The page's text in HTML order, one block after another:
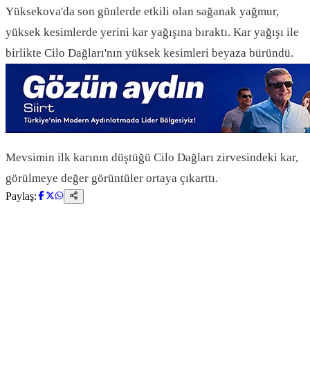
Yüksekova'da son günlerde etkili olan sağanak yağmur,
yüksek kesimlerde yerini kar yağışına bıraktı. Kar yağışı ile
birlikte Cilo Dağları'nın yüksek kesimleri beyaza büründü.
Mevsimin ilk karının düştüğü Cilo Dağları zirvesindeki kar,
görülmeye değer görüntüler ortaya çıkarttı.
Paylaş: